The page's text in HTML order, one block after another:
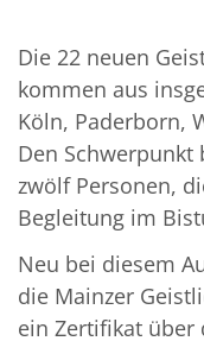
Die 22 neuen
kommen aus
Köln, Paderborn,
Den
zwölf Personen,
Begleitung im
Neu bei diesem
die Mainzer
ein Zertifikat über